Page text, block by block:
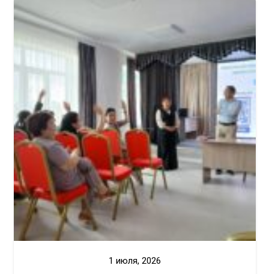
1 июля, 2026